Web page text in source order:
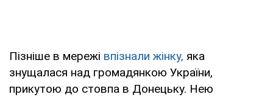
Пізніше в мережі впізнали жінку, яка
знущалася над громадянкою України,
прикутою до стовпа в Донецьку. Нею